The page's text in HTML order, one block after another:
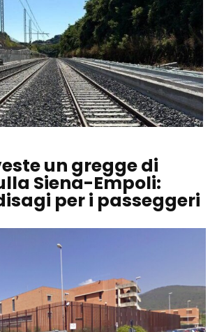
un gregge di
Siena-Empoli:
per i passeggeri